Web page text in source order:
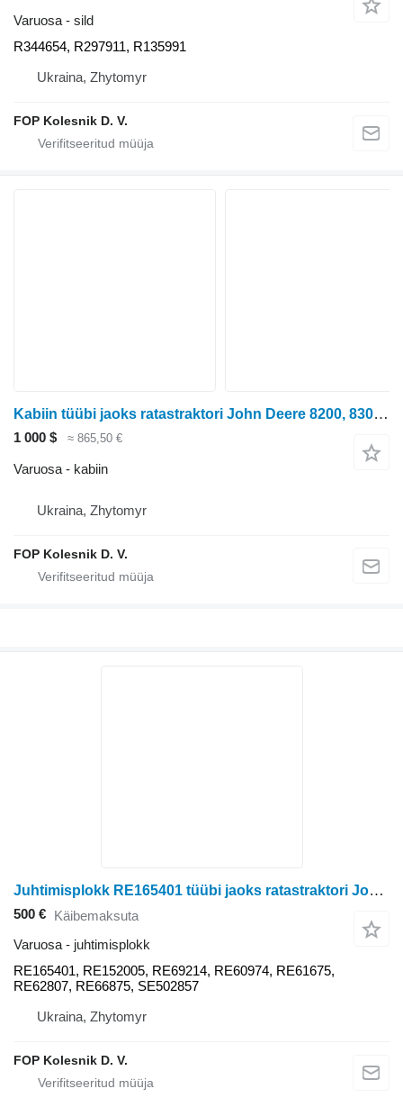
Varuosa - sild
R344654, R297911, R135991
Ukraina, Zhytomyr
FOP Kolesnik D. V.
Kabiin tüübi jaoks ratastraktori John Deere 8200, 8300, 8400
1 000 $ ≈ 865,50 €
Varuosa - kabiin
Ukraina, Zhytomyr
FOP Kolesnik D. V.
Juhtimisplokk RE165401 tüübi jaoks ratastraktori John Deere 8100, 8200, 8300, 8400
500 € Käibemaksuta
Varuosa - juhtimisplokk
RE165401, RE152005, RE69214, RE60974, RE61675,
RE62807, RE66875, SE502857
Ukraina, Zhytomyr
FOP Kolesnik D. V.